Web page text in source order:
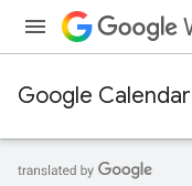
Google Calendar